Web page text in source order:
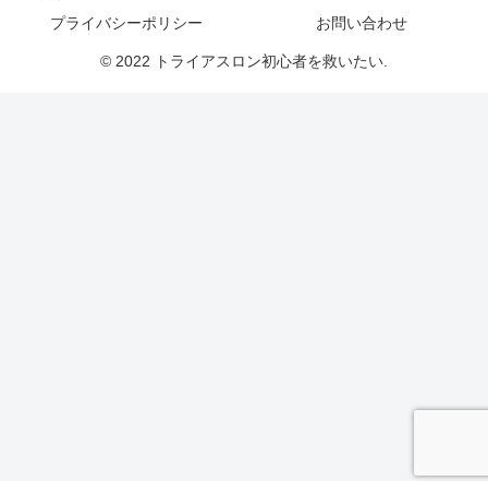
プライバシーポリシー お問い合わせ
© 2022 トライアスロン初心者を救いたい.